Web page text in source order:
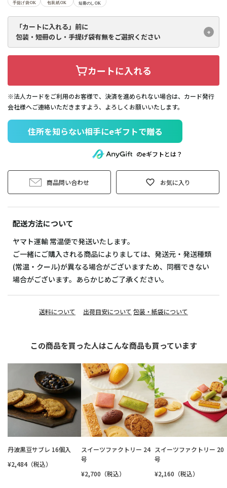
「カートに入れる」前に
包装・短冊のし・手提げ袋有無をご選択ください
カートに入れる
※法人カードをご利用のお客様で、決済を進められない場合は、カード発行
会社様へご連絡いただきますよう、よろしくお願いいたします。
住所を知らない相手にeギフトで贈る
のeギフトとは？
商品問い合わせ お気に入り
配送方法について
ヤマト運輸 常温便で発送いたします。
ご一緒にご購入される商品によりましては、発送元・発送種類
(常温・クール)が異なる場合がございますため、同梱できない
場合がございます。あらかじめご了承ください。
送料について 出荷目安について 包装・紙袋について
この商品を買った人はこんな商品も買っています
丹波黒豆サブレ 16個入
¥2,484（税込）
スイーツファクトリー 24
号
¥2,700（税込）
スイーツファクトリー 20
号
¥2,160（税込）